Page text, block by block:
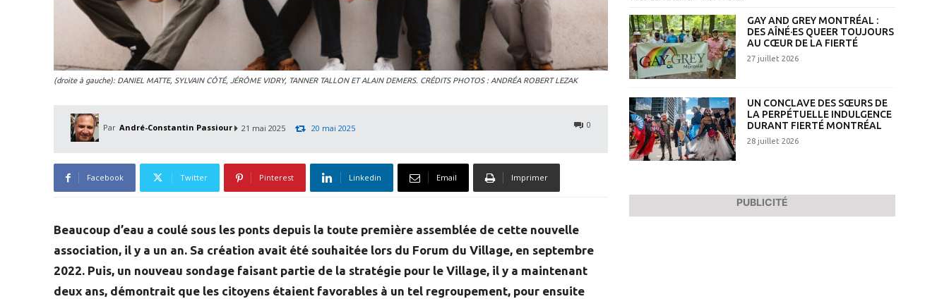
(droite à gauche): DANIEL MATTE, SYLVAIN CÔTÉ, JÉRÔME VIDRY, TANNER TALLON ET ALAIN DEMERS. CRÉDITS PHOTOS : ANDRÉA ROBERT LEZAK
Par André-Constantin Passiour 21 mai 2025 0
20 mai 2025
Facebook Twitter Pinterest Linkedin Email Imprimer
Beaucoup d’eau a coulé sous les ponts depuis la toute première assemblée de cette nouvelle
association, il y a un an. Sa création avait été souhaitée lors du Forum du Village, en septembre
2022. Puis, un nouveau sondage faisant partie de la stratégie pour le Village, il y a maintenant
deux ans, démontrait que les citoyens étaient favorables à un tel regroupement, pour ensuite
GAY AND GREY MONTRÉAL :
DES AÎNÉ·ES QUEER TOUJOURS
AU CŒUR DE LA FIERTÉ
27 juillet 2026
UN CONCLAVE DES SŒURS DE
LA PERPÉTUELLE INDULGENCE
DURANT FIERTÉ MONTRÉAL
28 juillet 2026
PUBLICITÉ